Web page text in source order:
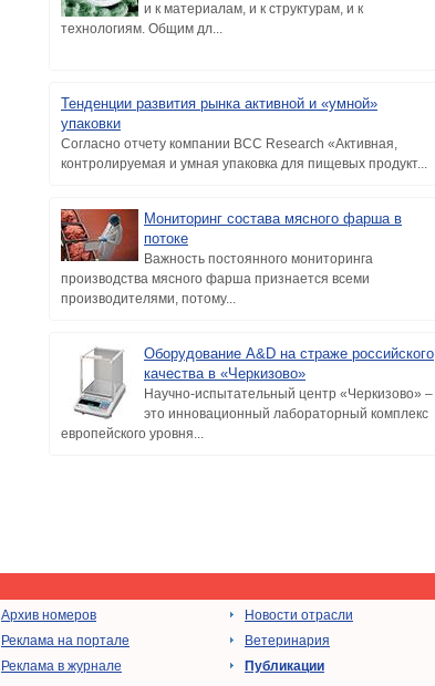
и к материалам, и к структурам, и к
технологиям. Общим дл...
Тенденции развития рынка активной и «умной»
упаковки
Согласно отчету компании BCC Research «Активная,
контролируемая и умная упаковка для пищевых продукт...
Мониторинг состава мясного фарша в
потоке
Важность постоянного мониторинга
производства мясного фарша признается всеми
производителями, потому...
Оборудование A&D на страже российского
качества в «Черкизово»
Научно-испытательный центр «Черкизово» –
это инновационный лабораторный комплекс
европейского уровня...
Архив номеров
Реклама на портале
Реклама в журнале
Новости отрасли
Ветеринария
Публикации